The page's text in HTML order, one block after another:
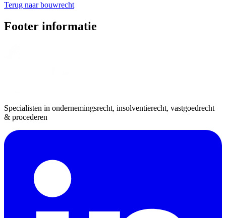
Terug naar bouwrecht
Footer informatie
Specialisten in ondernemingsrecht, insolventierecht, vastgoedrecht
& procederen